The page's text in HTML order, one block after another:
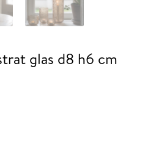
glas d8 h6 cm